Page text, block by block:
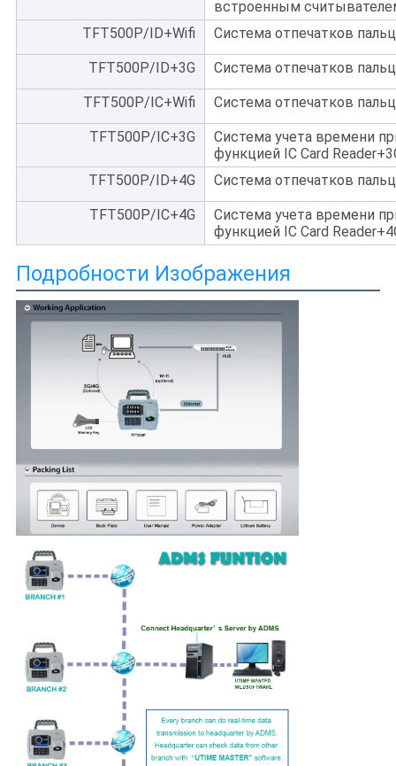
встроенным
TFT500P/ID+Wifi
Система отпечатков
TFT500P/ID+3G Система отпечатков
TFT500P/IC+Wifi Система отпечатков
TFT500P/IC+3G
Система учета времени
функцией IC Card
TFT500P/ID+4G
Система отпечатков
TFT500P/IC+4G
Система учета времени
функцией IC Card
Подробности Изображения